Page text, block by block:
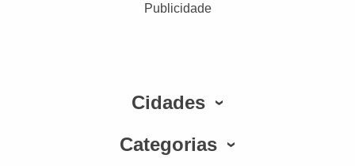
Publicidade
Cidades
Categorias